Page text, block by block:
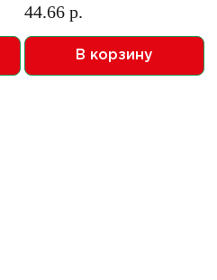
44.66 р.
В корзину